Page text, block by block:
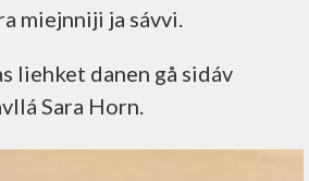
miejnniji ja sávvi.
liehket danen gå sidáv
Sara Horn.